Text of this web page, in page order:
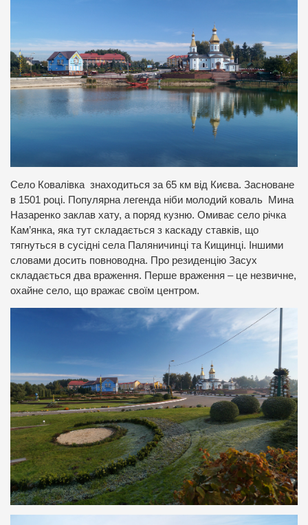
Село Ковалівка знаходиться за 65 км від Києва. Засноване
в 1501 році. Популярна легенда ніби молодий коваль Мина
Назаренко заклав хату, а поряд кузню. Омиває село річка
Кам’янка, яка тут складається з каскаду ставків, що
тягнуться в сусідні села Паляничинці та Кищинці. Іншими
словами досить повноводна. Про резиденцію Засух
складається два враження. Перше враження – це незвичне,
охайне село, що вражає своїм центром.